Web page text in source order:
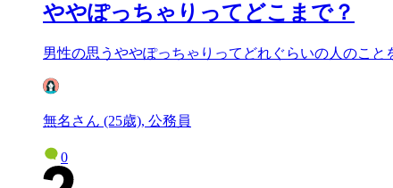
ややぽっちゃりってどこまで？
男性の思うややぽっちゃりってどれぐらいの人のこ
無名さん (25歳), 公務員
0